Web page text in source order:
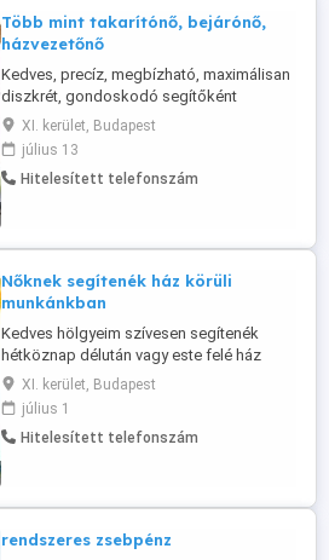
Több mint takarítónő, bejárónő,
házvezetőnő
Kedves, precíz, megbízható, maximálisan
diszkrét, gondoskodó segítőként
örömmel állok rendelkezésre, hogy a napi
élet minél könnyebb lehessen. Több éves
tapasztalattal rendelkezem
magánszemélyeknél mindenféle takarítási
különösen ...
XI. kerület, Budapest
július 13
Hitelesített telefonszám
Nőknek segítenék ház körüli
munkánkban
Kedves hölgyeim szívesen segítenék
hétköznap délután vagy este felé ház
körüli munkákban vagy bevásárlásba is.
Megcsinálom a festést és glettelést is. 40
éves józan életű férfi vagyok. Fizetség
megbeszélés szerint akár természetbeni
XI. kerület, Budapest
július 1
Hitelesített telefonszám
rendszeres zsebpénz